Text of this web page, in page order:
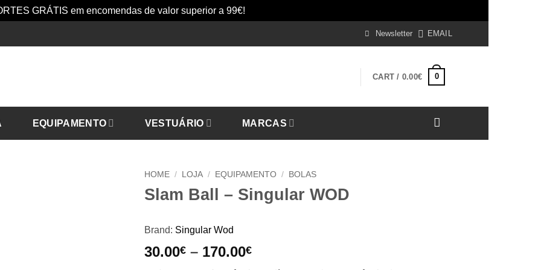
GRÁTIS em encomendas de valor superior a 99€!
Newsletter EMAIL
CART / 0.00€ 0
EQUIPAMENTO VESTUÁRIO MARCAS
HOME / LOJA / EQUIPAMENTO / BOLAS
Slam Ball – Singular WOD
Brand: Singular Wod
30.00€ – 170.00€Price
range: